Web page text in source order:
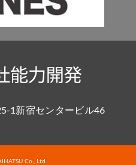
1新宿センタービル46
Co., Ltd.